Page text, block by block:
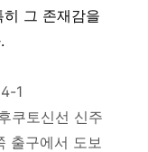
그 존재감을
1
쿠토신선 신주
출구에서 도보